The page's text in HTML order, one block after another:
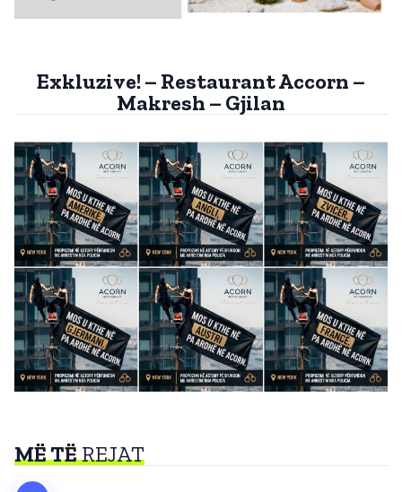
Exkluzive! – Restaurant Accorn –
Makresh – Gjilan
MË TËREJAT